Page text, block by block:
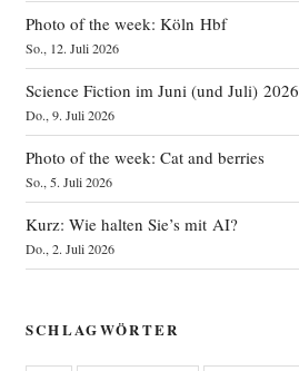
Photo of the week: Köln Hbf
So., 12. Juli 2026
Science Fiction im Juni (und Juli) 2026
Do., 9. Juli 2026
Photo of the week: Cat and berries
So., 5. Juli 2026
Kurz: Wie halten Sie’s mit AI?
Do., 2. Juli 2026
SCHLAGWÖRTER